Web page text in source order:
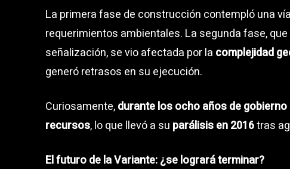
La primera fase de construcción contempló una
requerimientos ambientales. La segunda fase,
señalización, se vio afectada por la complejidad
generó retrasos en su ejecución.
Curiosamente,durante los ocho años de
recursos, lo que llevó a su parálisis en 2016tras
El futuro de la Variante: ¿se logrará terminar?